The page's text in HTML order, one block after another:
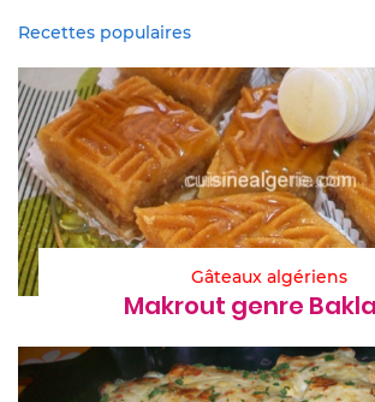
Recettes populaires
Gâteaux algériens
Makrout genre